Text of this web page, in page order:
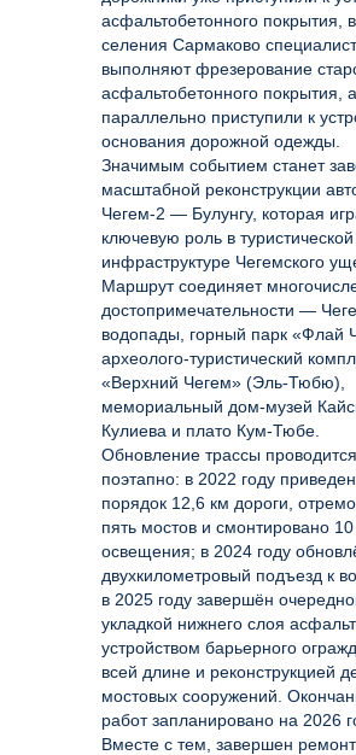
асфальтобетонного покрытия,
селения Сармаково
выполняют фрезерование
асфальтобетонного покрытия,
параллельно приступили к
основания дорожной одежды.
Значимым событием станет
масштабной реконструкции
Чегем-2 — Булунгу, которая
ключевую роль в туристической
инфраструктуре Чегемского
Маршрут соединяет
достопримечательности —
водопады, горный парк «Флай
археолого-туристический
«Верхний Чегем» (Эль-Тюбю),
мемориальный дом-музей
Кулиева и плато Кум-Тюбе.
Обновление трассы проводится
поэтапно: в 2022 году
порядок 12,6 км дороги,
пять мостов и смонтировано
освещения; в 2024 году
двухкилометровый подъезд к
в 2025 году завершён
укладкой нижнего слоя
устройством барьерного
всей длине и реконструкцией
мостовых сооружений.
работ запланировано на 2026
Вместе с тем, завершен ремонт